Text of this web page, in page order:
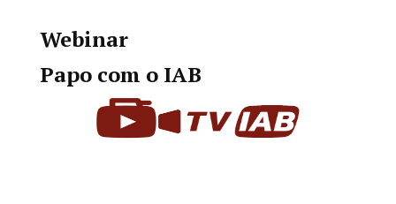
Webinar
Papo com o IAB